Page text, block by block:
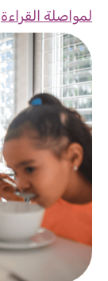
لمواصلة القراءة